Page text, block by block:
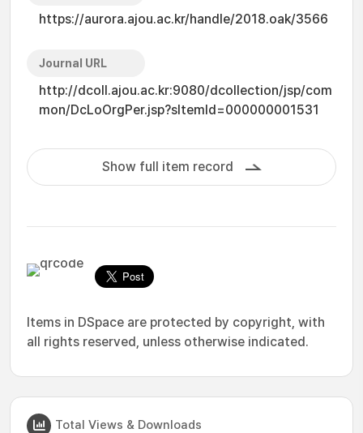
https://aurora.ajou.ac.kr/handle/2018.oak/3566
Journal URL
http://dcoll.ajou.ac.kr:9080/dcollection/jsp/com
mon/DcLoOrgPer.jsp?sItemId=000000001531
Show full item record
Items in DSpace are protected by copyright, with
all rights reserved, unless otherwise indicated.
Total Views & Downloads